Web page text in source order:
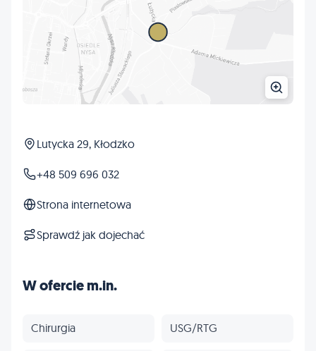
Lutycka 29, Kłodzko
+48 509 696 032
Strona internetowa
Sprawdź jak dojechać
W ofercie m.in.
Chirurgia USG/RTG